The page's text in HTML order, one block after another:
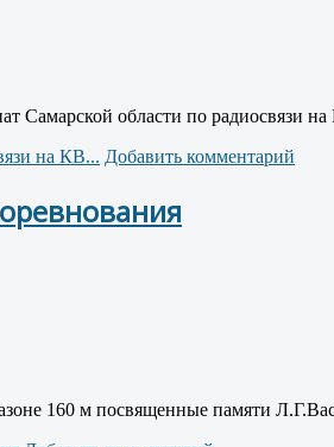
Самарской области по радиосвязи
на КВ... Добавить комментарий
160 м посвященные памяти